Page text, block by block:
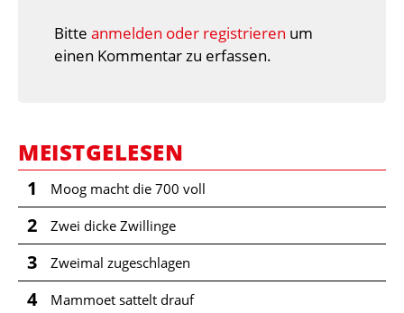
Bitte anmelden oder registrieren um
einen Kommentar zu erfassen.
MEISTGELESEN
1 Moog macht die 700 voll
2 Zwei dicke Zwillinge
3 Zweimal zugeschlagen
4 Mammoet sattelt drauf